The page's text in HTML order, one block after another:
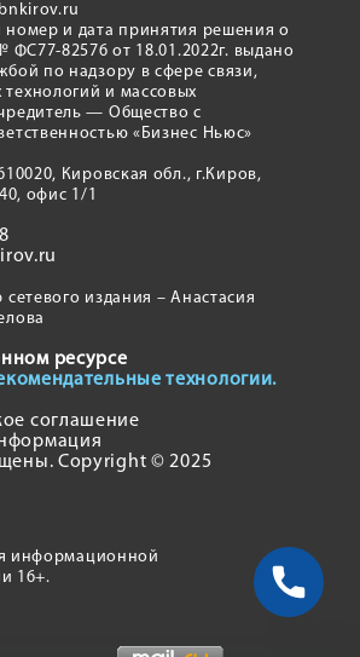
номер и дата принятия решения о
ФС77-82576 от 18.01.2022г. выдано
по надзору в сфере связи,
и массовых
— Общество с
«Бизнес Ньюс»
Кировская обл., г.Киров,
офис 1/1
издания – Анастасия
ресурсе
технологии.
соглашение
Copyright © 2025
информационной
16+.